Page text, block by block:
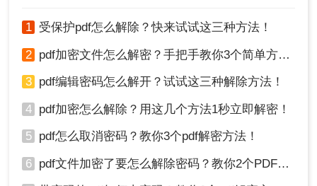
1 受保护pdf怎么解除？快来试试这三种方法！
2 pdf加密文件怎么解密？手把手教你3个简单方法！
3 pdf编辑密码怎么解开？试试这三种解除方法！
4 pdf加密怎么解除？用这几个方法1秒立即解密！
5 pdf怎么取消密码？教你3个pdf解密方法！
6 pdf文件加密了要怎么解除密码？教你2个PDF解密方法